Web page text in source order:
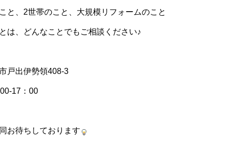
と、2世帯のこと、大規模リフォームのこと
は、どんなことでもご相談ください♪
戸出伊勢領408-3
17：00
お待ちしております